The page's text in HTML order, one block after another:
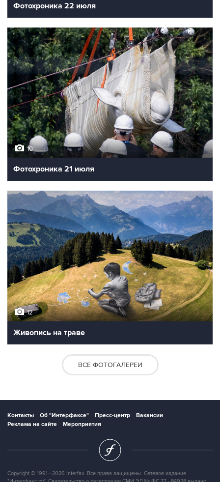
Фотохроника 22 июля
10
Фотохроника 21 июля
12
Живопись на траве
ВСЕ ФОТОГАЛЕРЕИ
Контакты Об "Интерфаксе" Пресс-центр
Вакансии
Реклама на сайте
Мероприятия
Copyright © 1991—2026 Interfax. Все права защищены. Сетевое издание